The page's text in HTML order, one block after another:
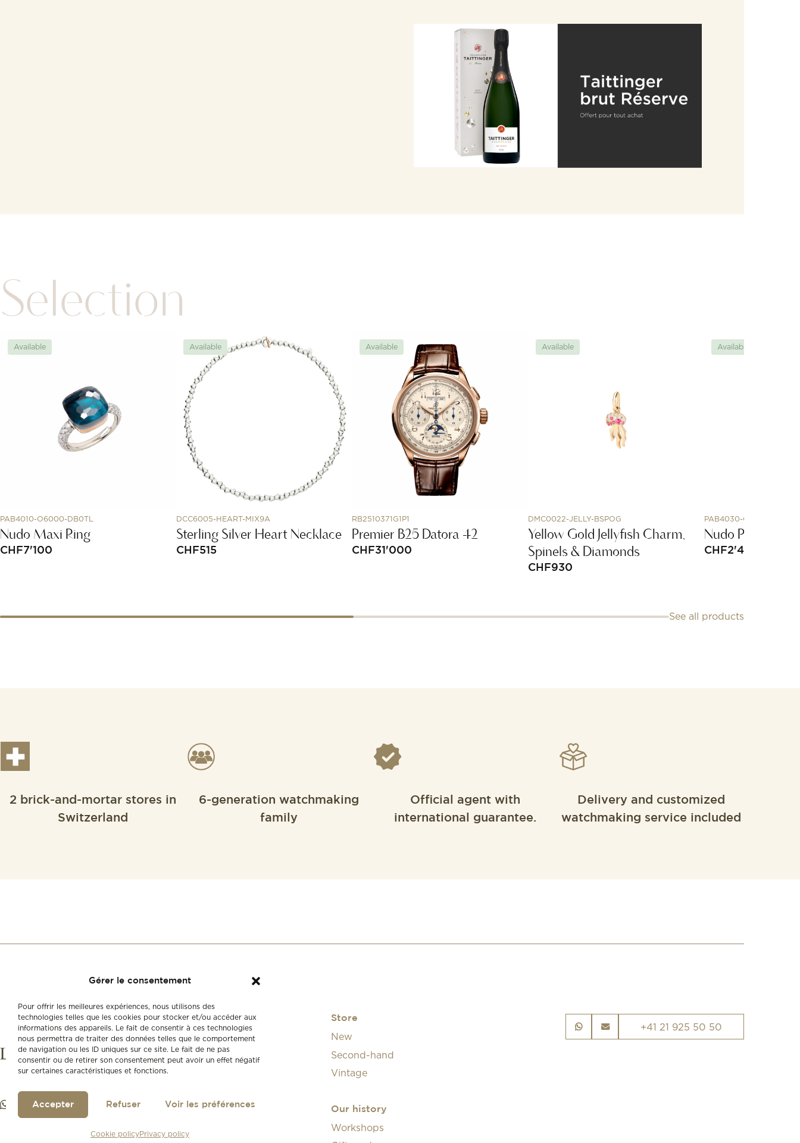
Gérer le consentement
Pour offrir les meilleures expériences, nous utilisons des
technologies telles que les cookies pour stocker et/ou accéder aux
informations des appareils. Le fait de consentir à ces technologies
nous permettra de traiter des données telles que le comportement
de navigation ou les ID uniques sur ce site. Le fait de ne pas
consentir ou de retirer son consentement peut avoir un effet négatif
sur certaines caractéristiques et fonctions.
Accepter Refuser Voir les préférences
Cookie policyPrivacy policy
Selection
Available
PAB4010-O6000-DB0TL
Nudo Maxi Ring
CHF7'100
Available
DCC6005-HEART-MIX9A
Sterling Silver Heart Necklace
CHF515
Available
RB2510371G1P1
Premier B25 Datora 42
CHF31'000
Available
DMC0022-JELLY-BSPOG
Yellow Gold Jellyfish Charm,
Spinels & Diamonds
CHF930
Available
PAB4030-O6000-000TL
Nudo Petit Ring
CHF2'400
See all products
2 brick-and-mortar stores in
Switzerland
6-generation watchmaking
family
Official agent with
international guarantee.
Delivery and customized
watchmaking service included
Store
New
Second-hand
Vintage
Our history
Workshops
+41 21 925 50 50